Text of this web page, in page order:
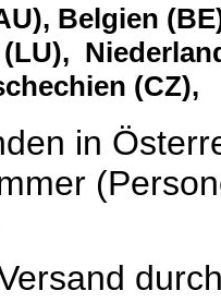
Belgien
(CZ),
in
durch